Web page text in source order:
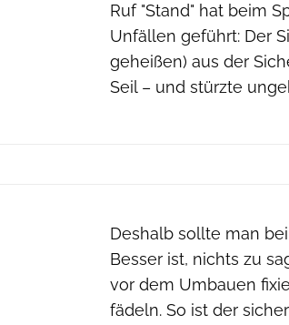
Ruf "Stand" hat beim
Unfällen geführt: Der
geheißen) aus der
Seil – und stürzte
Deshalb sollte man
Besser ist, nichts zu
vor dem Umbauen
fädeln. So ist der